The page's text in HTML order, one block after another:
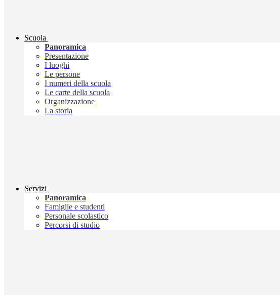
Scuola
Panoramica
Presentazione
I luoghi
Le persone
I numeri della scuola
Le carte della scuola
Organizzazione
La storia
Servizi
Panoramica
Famiglie e studenti
Personale scolastico
Percorsi di studio